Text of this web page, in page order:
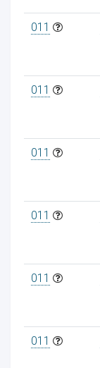
011
011
011
011
011
011